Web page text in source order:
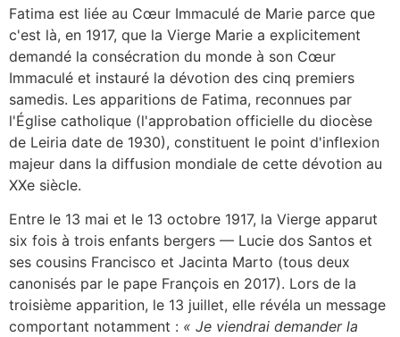
Fatima est liée au Cœur Immaculé de Marie parce que
c'est là, en 1917, que la Vierge Marie a explicitement
demandé la consécration du monde à son Cœur
Immaculé et instauré la dévotion des cinq premiers
samedis. Les apparitions de Fatima, reconnues par
l'Église catholique (l'approbation officielle du diocèse
de Leiria date de 1930), constituent le point d'inflexion
majeur dans la diffusion mondiale de cette dévotion au
XXe siècle.
Entre le 13 mai et le 13 octobre 1917, la Vierge apparut
six fois à trois enfants bergers — Lucie dos Santos et
ses cousins Francisco et Jacinta Marto (tous deux
canonisés par le pape François en 2017). Lors de la
troisième apparition, le 13 juillet, elle révéla un message
comportant notamment : « Je viendrai demander la